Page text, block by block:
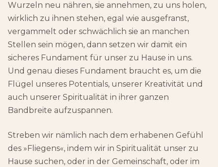
Wurzeln neu nähren, sie annehmen, zu uns holen,
wirklich zu ihnen stehen, egal wie ausgefranst,
vergammelt oder schwächlich sie an manchen
Stellen sein mögen, dann setzen wir damit ein
sicheres Fundament für unser zu Hause in uns.
Und genau dieses Fundament braucht es, um die
Flügel unseres Potentials, unserer Kreativität und
auch unserer Spiritualität in ihrer ganzen
Bandbreite aufzuspannen.
Streben wir nämlich nach dem erhabenen Gefühl
des »Fliegens«, indem wir in Spiritualität unser zu
Hause suchen, oder in der Gemeinschaft, oder im